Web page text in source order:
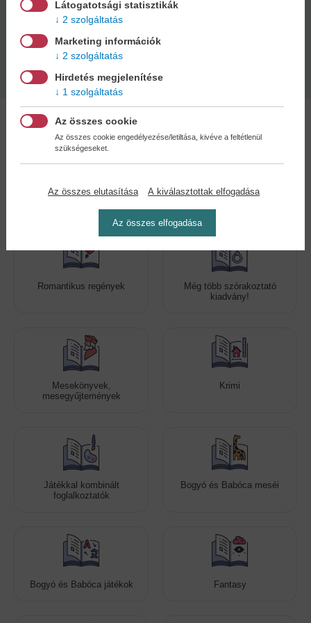
puha kötés
Kiadás dátuma:
Romantikus regények
Még több szórakoztató
kiadvány!
Mesekönyvek,
mesegyűjtemények
Krimi
Játékkal kombinált
foglalkoztatók
Bogyó és Babóca meséi
Bogyó és Babóca játékok Fantasy
Látogatotsági statisztikák
2 szolgáltatás
Marketing információk
2 szolgáltatás
Hirdetés megjelenítése
1 szolgáltatás
Az összes cookie
Az összes cookie engedélyezése/letiltása, kivéve a feltétlenül
szükségeseket.
Az összes elutasítása A kiválasztottak elfogadása
Az összes elfogadása